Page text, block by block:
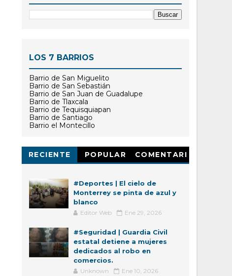
LOS 7 BARRIOS
Barrio de San Miguelito
Barrio de San Sebastián
Barrio de San Juan de Guadalupe
Barrio de Tlaxcala
Barrio de Tequisquiapan
Barrio de Santiago
Barrio el Montecillo
RECIENTE POPULAR
COMENTARI
#Deportes | El cielo de
Monterrey se pinta de azul y
blanco
Editor Web Ene 29, 2026
#Seguridad | Guardia Civil
estatal detiene a mujeres
dedicados al robo en
comercios.
Unknown Ene 10, 2026